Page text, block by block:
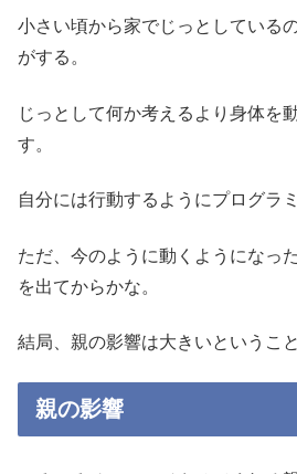
小さい頃から家でじっとしている
がする。
じっとして何か考えるより身体を
す。
自分には行動するようにプログラ
ただ、今のように動くようになっ
を出てからかな。
結局、親の影響は大きいというこ
親の影響